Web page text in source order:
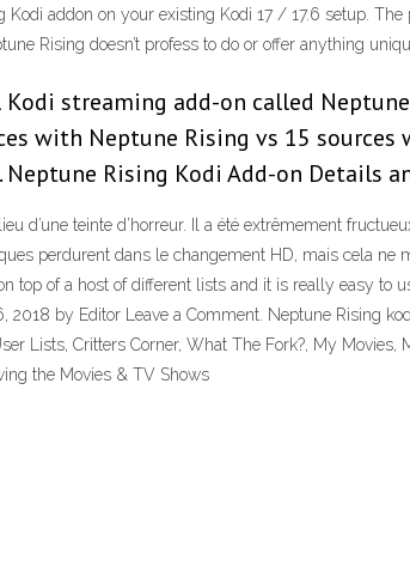
addon on your existing Kodi 17 / 17.6 setup.
Rising doesn’t profess to do or offer anything
streaming add-on called Neptune
with Neptune Rising vs 15
Rising Kodi Add-on Details
d’une teinte d’horreur. Il a été extrêmement
perdurent dans le changement HD, mais cela ne
top of a host of different lists and it is really easy to
by Editor Leave a Comment. Neptune Rising
Lists, Critters Corner, What The Fork?, My
the Movies & TV Shows